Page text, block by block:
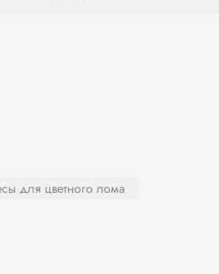
для цветного лома